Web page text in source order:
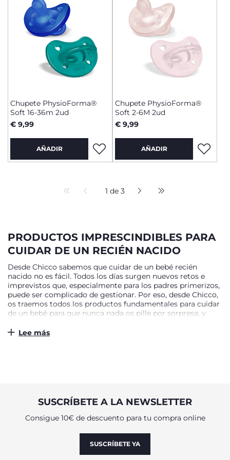
Chupete PhysioForma®
Soft 16-36m 2ud
€ 9,99
AÑADIR
Chupete PhysioForma®
Soft 2-6M 2ud
€ 9,99
AÑADIR
1 de 3
PRODUCTOS IMPRESCINDIBLES PARA
CUIDAR DE UN RECIÉN NACIDO
Desde Chicco sabemos que cuidar de un bebé recién
nacido no es fácil. Todos los días surgen nuevos retos e
imprevistos que, especialmente para los padres primerizos,
puede ser complicado de gestionar. Por eso, desde Chicco,
os traemos todos los productos fundamentales para cuidar
de un bebé para que nunca nada os pille por sorpresa, y
de saber que todo está bajo control. Elegir productos de
selección de productos de puericultura completa para que
tengas a tu disposición todo lo que necesitas para cuidar de
tu bebé. En nuestra tienda online encontrarás desde
chupetes y productos de lactancia, hasta juguetes además
de cunas, bañeras, alfombras de juego y, en definitiva, todos
los productos que podrías necesitar para cuidar a tu bebé.
Lee más
SUSCRÍBETE A LA NEWSLETTER
Consigue 10€ de descuento para tu compra online
SUSCRÍBETE YA